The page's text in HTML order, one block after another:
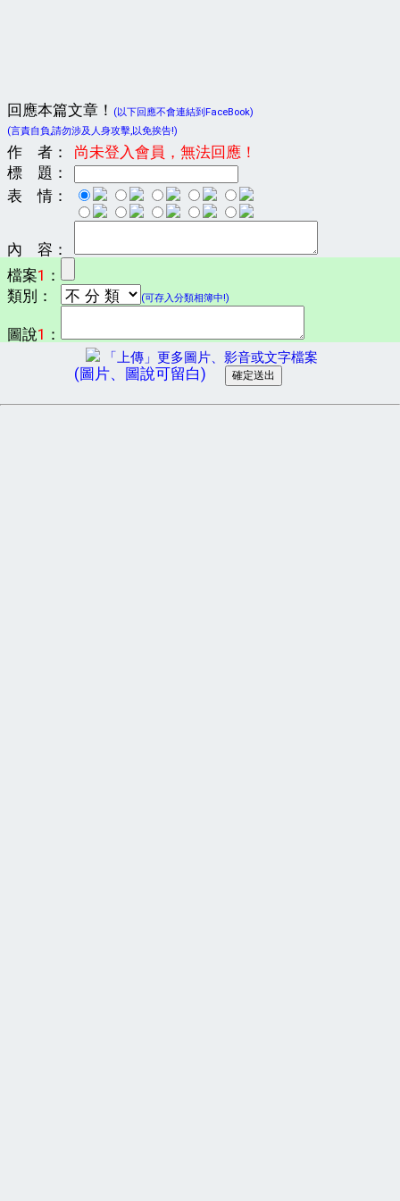
回應本篇文章！
(以下回應不會連結到FaceBook)
(言責自負,請勿涉及人身攻擊,以免挨告!)
作 者：
尚未登入會員，無法回應！
標 題：
表 情：
內 容：
檔案1 ：
類別：
(可存入分類相簿中!)
圖說1 ：
「上傳」更多圖片、影音或文字檔案
(圖片、圖說可留白)